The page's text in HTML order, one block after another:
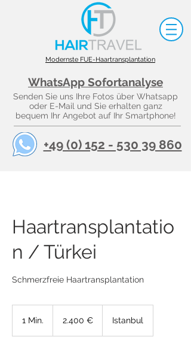
Modernste FUE-Haartransplantation
WhatsApp Sofortanalyse
Senden Sie uns Ihre Fotos über Whatsapp
oder E-Mail und Sie erhalten ganz
bequem Ihr Angebot auf Ihr Smartphone!
+49 (0) 152 - 530 39 860
Haartransplantatio
n / Türkei
Schmerzfreie Haartransplantation
1 Min. 2.400 € Istanbul